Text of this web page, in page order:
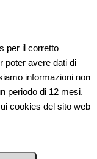
per il corretto
poter avere dati di
informazioni non
periodo di 12 mesi.
cookies del sito web